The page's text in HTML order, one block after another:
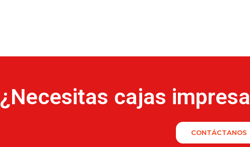
¿Necesitas cajas
CONTÁCTANOS